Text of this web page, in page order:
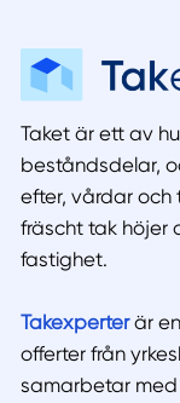
Taket är ett av
beståndsdelar,
efter, vårdar och
fräscht tak höjer
fastighet.
Takexperterär
offerter från
samarbetar